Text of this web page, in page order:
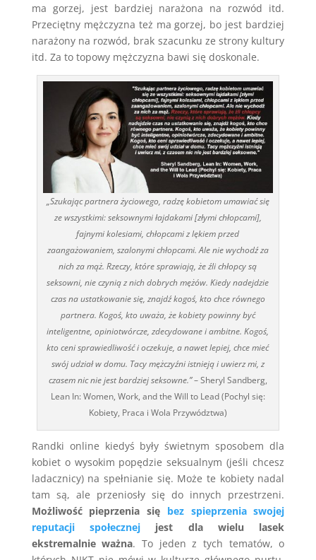
ma gorzej, jest bardziej narażona na rozwód itd.
Przeciętny mężczyzna też ma gorzej, bo jest bardziej
narażony na rozwód, brak szacunku ze strony kultury
itd. Za to topowy mężczyzna bawi się doskonale.
„Szukając partnera życiowego, radzę kobietom umawiać się
ze wszystkimi: seksownymi łajdakami [złymi chłopcami],
fajnymi kolesiami, chłopcami z lękiem przed
zaangażowaniem, szalonymi chłopcami. Ale nie wychodź za
nich za mąż. Rzeczy, które sprawiają, że źli chłopcy są
seksowni, nie czynią z nich dobrych mężów. Kiedy nadejdzie
czas na ustatkowanie się, znajdź kogoś, kto chce równego
partnera. Kogoś, kto uważa, że kobiety powinny być
inteligentne, opiniotwórcze, zdecydowane i ambitne. Kogoś,
kto ceni sprawiedliwość i oczekuje, a nawet lepiej, chce mieć
swój udział w domu. Tacy mężczyźni istnieją i uwierz mi, z
czasem nic nie jest bardziej seksowne.”– Sheryl Sandberg,
Lean In: Women, Work, and the Will to Lead (Pochyl się:
Kobiety, Praca i Wola Przywództwa)
Randki online kiedyś były świetnym sposobem dla
kobiet o wysokim popędzie seksualnym (jeśli chcesz
ladacznicy) na spełnianie się. Może te kobiety nadal
tam są, ale przeniosły się do innych przestrzeni.
Możliwość pieprzenia się bez spieprzenia swojej
reputacji społecznej jest dla wielu lasek
ekstremalnie ważna. To jeden z tych tematów, o